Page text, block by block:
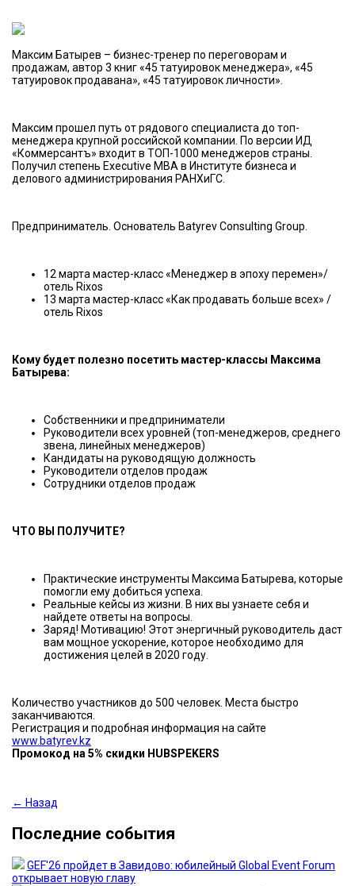
Максим Батырев – бизнес-тренер по переговорам и
продажам, автор 3 книг «45 татуировок менеджера», «45
татуировок продавана», «45 татуировок личности».
Максим прошел путь от рядового специалиста до топ-
менеджера крупной российской компании. По версии ИД
«Коммерсантъ» входит в ТОП-1000 менеджеров страны.
Получил степень Executive MBA в Институте бизнеса и
делового администрирования РАНХиГС.
Предприниматель. Основатель Batyrev Consulting Group.
12 марта мастер-класс «Менеджер в эпоху перемен»/
отель Rixos
13 марта мастер-класс «Как продавать больше всех» /
отель Rixos
Кому будет полезно посетить мастер-классы Максима
Батырева:
Собственники и предприниматели
Руководители всех уровней (топ-менеджеров, среднего
звена, линейных менеджеров)
Кандидаты на руководящую должность
Руководители отделов продаж
Сотрудники отделов продаж
ЧТО ВЫ ПОЛУЧИТЕ?
Практические инструменты Максима Батырева, которые
помогли ему добиться успеха.
Реальные кейсы из жизни. В них вы узнаете себя и
найдете ответы на вопросы.
Заряд! Мотивацию! Этот энергичный руководитель даст
вам мощное ускорение, которое необходимо для
достижения целей в 2020 году.
Количество участников до 500 человек. Места быстро
заканчиваются.
Регистрация и подробная информация на сайте
www.batyrev.kz
Промокод на 5% скидки HUBSPEKERS
← Назад
Последние события
GEF'26 пройдет в Завидово: юбилейный Global Event Forum
открывает новую главу